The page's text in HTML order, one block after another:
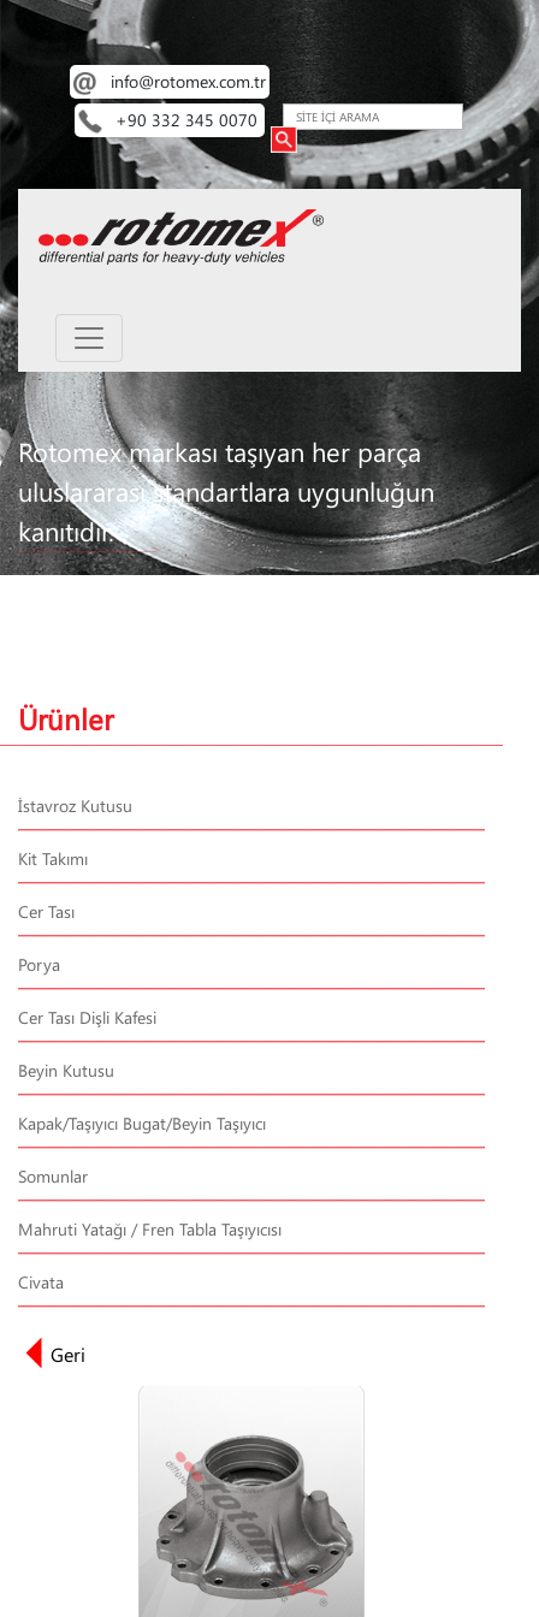
info@rotomex.com.tr
+90 332 345 0070
Rotomex markası taşıyan her parça
uluslararası standartlara uygunluğun
kanıtıdır.
Ürünler
İstavroz Kutusu
Kit Takımı
Cer Tası
Porya
Cer Tası Dişli Kafesi
Beyin Kutusu
Kapak/Taşıyıcı Bugat/Beyin Taşıyıcı
Somunlar
Mahruti Yatağı / Fren Tabla Taşıyıcısı
Civata